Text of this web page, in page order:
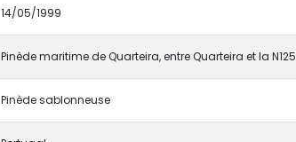
14/05/1999
Pinède maritime de Quarteira, entre Quarteira et la N125
Pinède sablonneuse